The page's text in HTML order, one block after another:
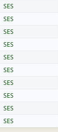
SES
SES
SES
SES
SES
SES
SES
SES
SES
SES